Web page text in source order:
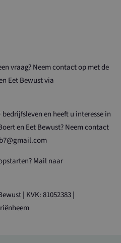
vraag? Neem contact op met de
Eet Bewust via
en heeft u interesse in
en Eet Bewust? Neem contact
Mail naar
| KVK: 81052383 |